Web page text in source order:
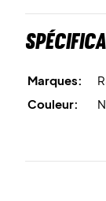
Marques:
Couleur: